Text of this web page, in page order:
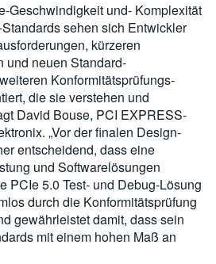
Geschwindigkeit und- Komplexität
sehen sich Entwickler
kürzeren
und neuen Standard-
Konformitätsprüfungs-
die sie verstehen und
David Bouse, PCI EXPRESS-
„Vor der finalen Design-
entscheidend, dass eine
und Softwarelösungen
PCIe 5.0 Test- und Debug-Lösung
durch die Konformitätsprüfung
gewährleistet damit, dass sein
mit einem hohen Maß an